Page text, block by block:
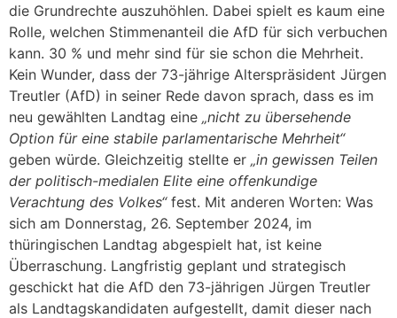
die Grundrechte auszuhöhlen. Dabei spielt es kaum eine
Rolle, welchen Stimmenanteil die AfD für sich verbuchen
kann. 30 % und mehr sind für sie schon die Mehrheit.
Kein Wunder, dass der 73-jährige Alterspräsident Jürgen
Treutler (AfD) in seiner Rede davon sprach, dass es im
neu gewählten Landtag eine „nicht zu übersehende
Option für eine stabile parlamentarische Mehrheit“
geben würde. Gleichzeitig stellte er „in gewissen Teilen
der politisch-medialen Elite eine offenkundige
Verachtung des Volkes“fest. Mit anderen Worten: Was
sich am Donnerstag, 26. September 2024, im
thüringischen Landtag abgespielt hat, ist keine
Überraschung. Langfristig geplant und strategisch
geschickt hat die AfD den 73-jährigen Jürgen Treutler
als Landtagskandidaten aufgestellt, damit dieser nach